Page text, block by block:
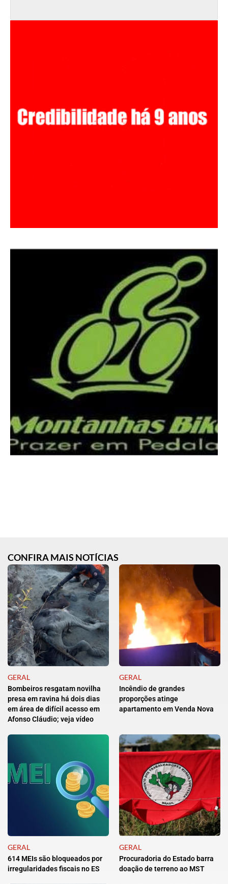
CONFIRA MAIS NOTÍCIAS
GERAL
Bombeiros resgatam novilha
presa em ravina há dois dias
em área de difícil acesso em
Afonso Cláudio; veja vídeo
GERAL
Incêndio de grandes
proporções atinge
apartamento em Venda Nova
GERAL
614 MEIs são bloqueados por
irregularidades fiscais no ES
GERAL
Procuradoria do Estado barra
doação de terreno ao MST